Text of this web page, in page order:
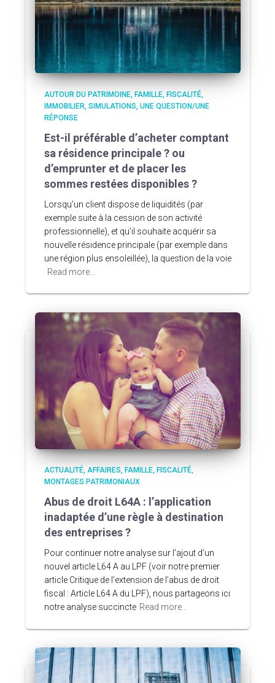
AUTOUR DU PATRIMOINE FAMILLE FISCALITÉ
IMMOBILIER SIMULATIONS UNE QUESTION/UNE
RÉPONSE
Est-il préférable d’acheter comptant
sa résidence principale ? ou
d’emprunter et de placer les
sommes restées disponibles ?
Lorsqu’un client dispose de liquidités (par
exemple suite à la cession de son activité
professionnelle), et qu’il souhaite acquérir sa
nouvelle résidence principale (par exemple dans
une région plus ensoleillée), la question de la voie
Read more…
ACTUALITÉ AFFAIRES FAMILLE FISCALITÉ
MONTAGES PATRIMONIAUX
Abus de droit L64A : l’application
inadaptée d’une règle à destination
des entreprises ?
Pour continuer notre analyse sur l’ajout d’un
nouvel article L64 A au LPF (voir notre premier
article Critique de l’extension de l’abus de droit
fiscal : Article L64 A du LPF), nous partageons ici
notre analyse succincte Read more…